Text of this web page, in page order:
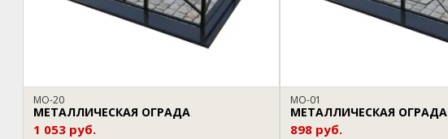
МО-20
МЕТАЛЛИЧЕСКАЯ ОГРАДА
1 053 руб.
МО-01
МЕТАЛЛИЧЕСКАЯ ОГРАДА
898 руб.